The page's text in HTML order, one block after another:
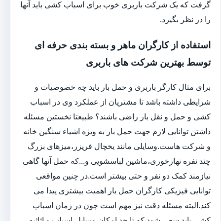
گرفت که یک شرکت باربری خوب برای اسباب کشی باید آنها
را در نظر بگیرد.
استفاده از کارگران ماهر و بسته بندی حرفه ای
توسط بهترین شرکت های باربری
برای مثال کارگر باربری و حمل بار باید چه خصوصیات و
شرایطی داشته باشد تا مشتریان از عملکرد وی در اسباب
کشی و حمل و نقل بار راضی باشند؟ طبیعتا نخستین مسئله
داشتن توانایی لازم جهت حمل بار به ویژه اشیاء سنگین خانه
و شرکت هاست.وسایلی مانند یخچال فریزر،میزهای بزرگ
چند نفره نهارخوری،ماشین لباسشویی و...که حمل آنها گاهی
نیازمند کمک دو نفر و حتی بیشتر است.در چنین مواقعی
توانایی فیزیکی کارگران حمل بار اهمیت بیشتری پیدا می
کند.البته مسئله دقت نیز مهم است چون در زمان اسباب